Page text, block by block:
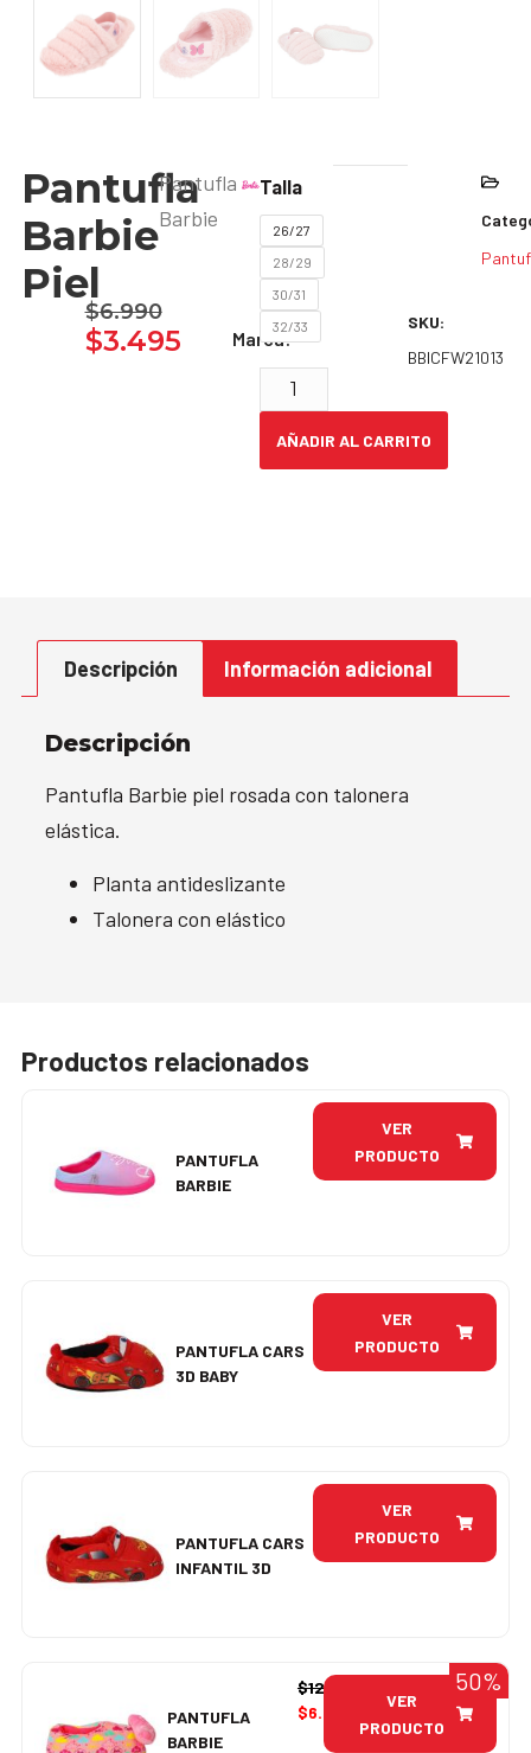
Pantufla
Barbie
Piel
$6.990
$3.495
Pantufla
Barbie
Marca:
Talla
26/27
28/29
30/31
32/33
AÑADIR AL CARRITO
SKU:
BBICFW21013
Descripción Información adicional
Descripción
Pantufla Barbie piel rosada con talonera
elástica.
Planta antideslizante
Talonera con elástico
Productos relacionados
PANTUFLA
BARBIE
VER
PRODUCTO
PANTUFLA CARS
3D BABY
VER
PRODUCTO
PANTUFLA CARS
INFANTIL 3D
VER
PRODUCTO
50%
PANTUFLA
BARBIE
$12.990
$6.495
VER
PRODUCTO